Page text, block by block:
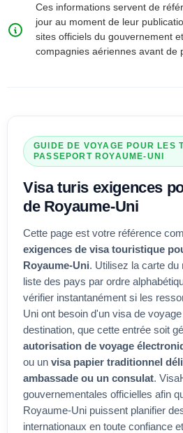
Ces informations servent de
jour au moment de leur
sites officiels du gouvernement
compagnies aériennes avant de
GUIDE DE VOYAGE POUR LES
PASSEPORT ROYAUME-UNI
Visa turis exigences
de Royaume-Uni
Cette page est votre référence
exigences de visa touristique
Royaume-Uni. Utilisez la carte du
liste des pays par ordre
vérifier instantanément si les
Uni ont besoin d'un visa de
destination, que cette entrée soit
autorisation de voyage
ou un visa papier traditionnel
ambassade ou un consulat.
gouvernementales officielles afin
Royaume-Uni puissent planifier
internationaux en toute confiance